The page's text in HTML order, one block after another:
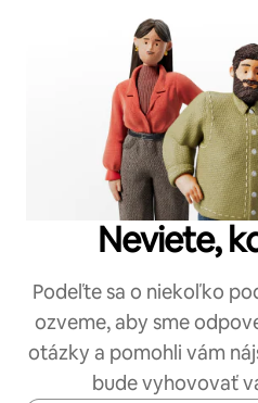
Neviete,
Podeľte sa o niekoľko
ozveme, aby sme
otázky a pomohli vám
bude vyhovovať